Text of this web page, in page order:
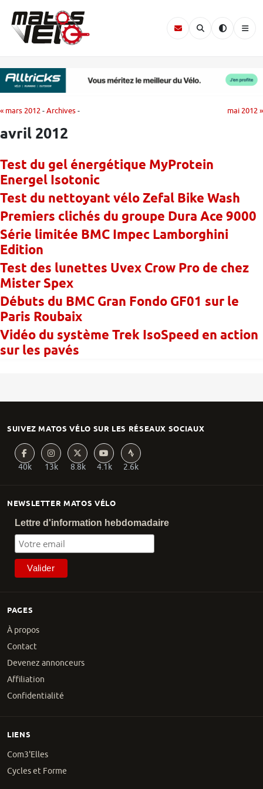
« mars 2012-Archives- mai 2012 »
avril 2012
Test du gel énergétique MyProtein
Energel Isotonic
Test du nettoyant vélo Zefal Bike Wash
Premiers clichés du groupe Dura Ace 9000
Série limitée BMC Impec Lamborghini
Edition
Test des lunettes Uvex Crow Pro de chez
Mister Spex
Débuts du BMC Gran Fondo GF01 sur le
Paris Roubaix
Vidéo du système Trek IsoSpeed en action
sur les pavés
PAGES
À propos
Contact
Devenez annonceurs
Affiliation
Confidentialité
NEWSLETTER MATOS VÉLO
Lettre d'information hebdomadaire
SUIVEZ MATOS VÉLO SUR LES RÉSEAUX SOCIAUX
40k 13k 8.8k 4.1k 2.6k
LIENS
Com3'Elles
Cycles et Forme